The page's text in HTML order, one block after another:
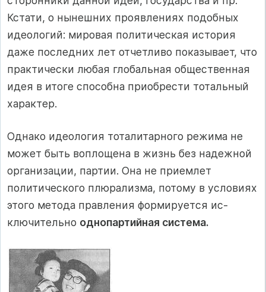
Кстати, о нынешних проявлениях подобных
идеологий: мировая по­литическая история
даже последних лет отчетливо показывает, что
практи­чески любая глобальная общественная
идея в итоге способна приобрести тотальный
характер.
Однако идеология тоталитарного режима не
может быть воплощена в жизнь без надежной
организации, партии. Она не приемлет
политического плюрализма, потому в условиях
этого метода правления формируется ис­
ключительно однопартийная система.